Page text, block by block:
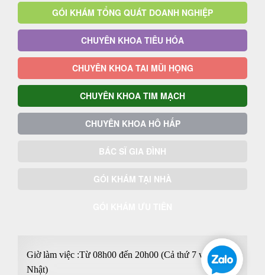
GÓI KHÁM TỔNG QUÁT DOANH NGHIỆP
CHUYÊN KHOA TIÊU HÓA
CHUYÊN KHOA TAI MŨI HỌNG
CHUYÊN KHOA TIM MẠCH
CHUYÊN KHOA HÔ HẤP
BÁC SĨ GIA ĐÌNH
GÓI KHÁM TẠI NHÀ
Giờ làm việc :Từ 08h00 đến 20h00 (Cả thứ 7 và Chủ
Nhật)